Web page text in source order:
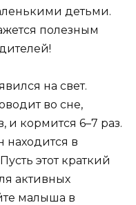
детьми.
полезным
на свет.
во сне,
и кормится 6–7 раз.
в
этот краткий
активных
малыша в